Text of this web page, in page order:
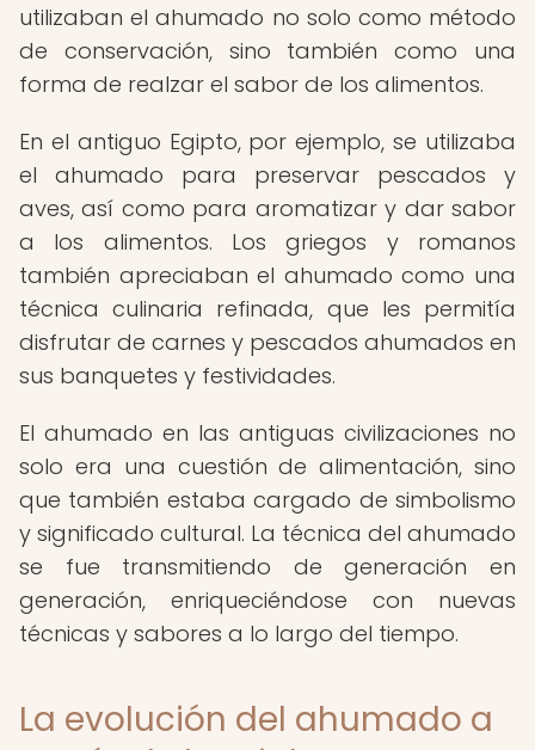
utilizaban el ahumado no solo como método
de conservación, sino también como una
forma de realzar el sabor de los alimentos.
En el antiguo Egipto, por ejemplo, se utilizaba
el ahumado para preservar pescados y
aves, así como para aromatizar y dar sabor
a los alimentos. Los griegos y romanos
también apreciaban el ahumado como una
técnica culinaria refinada, que les permitía
disfrutar de carnes y pescados ahumados en
sus banquetes y festividades.
El ahumado en las antiguas civilizaciones no
solo era una cuestión de alimentación, sino
que también estaba cargado de simbolismo
y significado cultural. La técnica del ahumado
se fue transmitiendo de generación en
generación, enriqueciéndose con nuevas
técnicas y sabores a lo largo del tiempo.
La evolución del ahumado a